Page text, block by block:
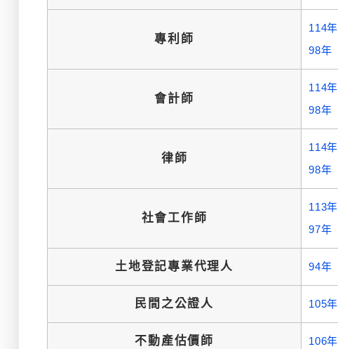
專利師
114年
98年
會計師
114年
98年
律師
114年
98年
社會工作師
113年
97年
土地登記專業代理人 94年
民間之公證人 105年
不動產估價師 106年